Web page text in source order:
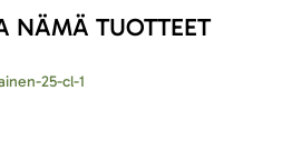
NÄMÄ TUOTTEET